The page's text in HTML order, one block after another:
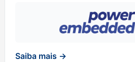
Saiba mais →